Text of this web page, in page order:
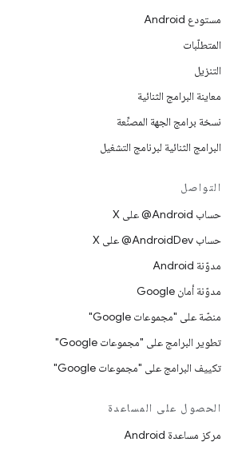
مستودع Android
المتطلّبات
التنزيل
معاينة البرامج الثنائية
نسخة برامج الجهة المصنِّعة
البرامج الثنائية لبرنامج التشغيل
التواصل
حساب ‎@Android على X
حساب ‎@AndroidDev على X
مدوّنة Android
مدوّنة أمان Google
منصّة على "مجموعات Google"
تطوير البرامج على "مجموعات Google"
تكييف البرامج على "مجموعات Google"
الحصول على المساعدة
مركز مساعدة Android